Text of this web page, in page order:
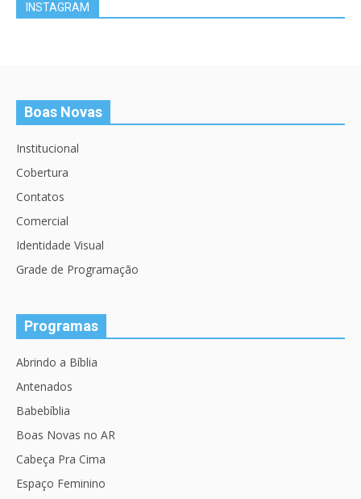
INSTAGRAM
Boas Novas
Institucional
Cobertura
Contatos
Comercial
Identidade Visual
Grade de Programação
Programas
Abrindo a Bíblia
Antenados
Babebíblia
Boas Novas no AR
Cabeça Pra Cima
Espaço Feminino